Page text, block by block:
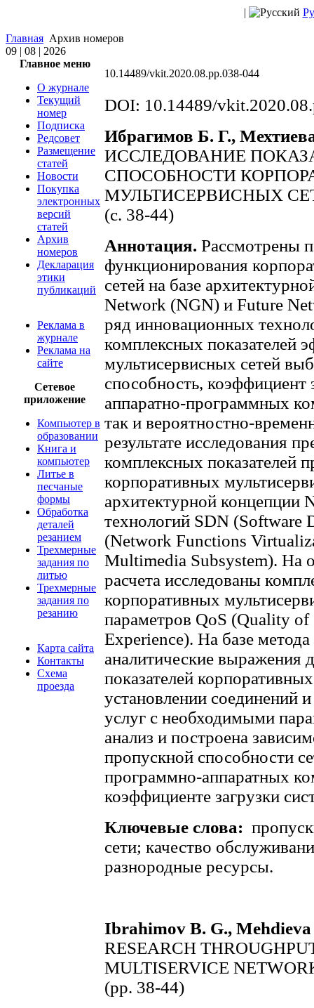
|
Главная Архив номеров
09 | 08 | 2026
Главное меню
О журнале
Текущий
номер
Подписка
Редсовет
Размещение
статей
Новости
Покупка
электронных
версий
статей
Архив
номеров
Декларация
этики
публикаций
Реклама в
журнале
Реклама на
сайте
Сетевое
приложение
Компьютер в
образовании
Книга и
компьютер
Литье в
песчаные
формы
Обработка
деталей
резанием
Трехмерные
задания по
литью
Трехмерные
задания по
резанию
Карта сайта
Контакты
Схема
проезда
10.14489/vkit.2020.08.pp.038-044
DOI: 10.14489/
Ибрагимов Б. Г.,
ИССЛЕДОВАНИЕ
СПОСОБНОСТИ
МУЛЬТИСЕРВИСНЫХ
(с. 38-44)
Аннотация. Рассмотрены
функционирования
сетей на базе
Network (NGN) и Future
ряд инновационных
комплексных показателей
мультисервисных сетей
способность, коэффициент
аппаратно-программных
так и вероятностно-
результате исследования
комплексных показателей
корпоративных
архитектурной концепции
технологий SDN
(Network Functions
Multimedia Subsystem). На
расчета исследованы
корпоративных
параметров QoS (Quality
Experience). На базе
аналитические выражения
показателей
установлении соединений
услуг с необходимыми
анализ и построена
пропускной способности
программно-аппаратных
коэффициенте загрузки
Ключевые слова:
сети; качество
разнородные ресурсы.
Ibrahimov B. G.,
RESEARCH
MULTISERVICE
(pp. 38-44)